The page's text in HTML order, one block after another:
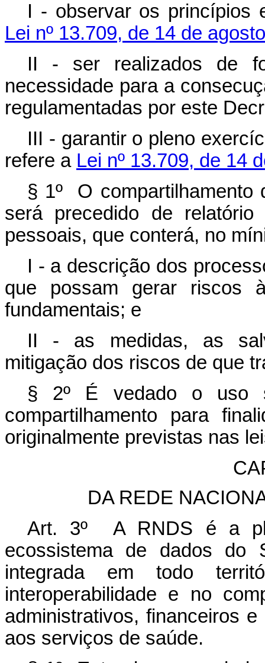
I - observar os princípios
Lei nº 13.709, de 14 de
II - ser realizados de
necessidade para a
regulamentadas por este
III - garantir o pleno
refere a Lei nº 13.709, de 14
§ 1º O compartilhamento
será precedido de
pessoais, que conterá, no
I - a descrição dos
que possam gerar riscos
fundamentais; e
II - as medidas, as
mitigação dos riscos de que
§ 2º É vedado o uso
compartilhamento para
originalmente previstas nas
DA REDE
Art. 3º A RNDS é a
ecossistema de dados do
integrada em todo
interoperabilidade e no
administrativos, financeiros
aos serviços de saúde.